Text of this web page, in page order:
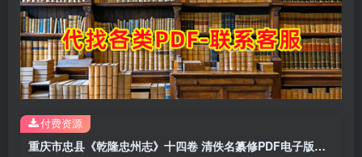
重庆市忠县《乾隆忠州志》十四卷 清佚名纂修PDF电子版地方志下载
付费资源